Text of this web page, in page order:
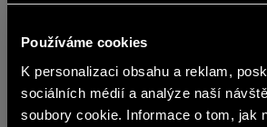
Používáme cookies
K personalizaci obsahu a reklam,
sociálních médií a analýze naší
soubory cookie. Informace o tom, jak
Úvod Katalog produktů Tichá